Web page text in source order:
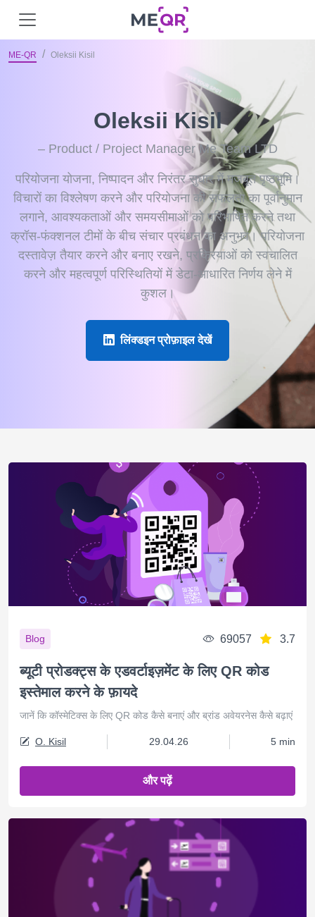
ME-QR Oleksii Kisil
Oleksii Kisil
– Product / Project Manager Me Team LTD
परियोजना योजना, निष्पादन और निरंतर सुधार में मजबूत पृष्ठभूमि।
विचारों का विश्लेषण करने और परियोजना की सफलता का पूर्वानुमान
लगाने, आवश्यकताओं और समयसीमाओं को परिभाषित करने तथा
क्रॉस-फंक्शनल टीमों के बीच संचार प्रबंधन का अनुभव। परियोजना
दस्तावेज़ तैयार करने और बनाए रखने, प्रक्रियाओं को स्वचालित
करने और महत्वपूर्ण परिस्थितियों में डेटा-आधारित निर्णय लेने में
कुशल।
लिंक्डइन प्रोफ़ाइल देखें
Blog 69057 3.7
ब्यूटी प्रोडक्ट्स के एडवर्टाइज़मेंट के लिए QR कोड
इस्तेमाल करने के फ़ायदे
जानें कि कॉस्मेटिक्स के लिए QR कोड कैसे बनाएं और ब्रांड अवेयरनेस कैसे बढ़ाएं
O. Kisil 29.04.26 5 min
और पढ़ें